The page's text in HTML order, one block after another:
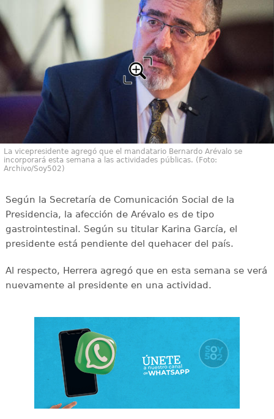
La vicepresidente agregó que el mandatario Bernardo Arévalo se
incorporará esta semana a las actividades públicas. (Foto:
Archivo/Soy502)
Según la Secretaría de Comunicación Social de la
Presidencia, la afección de Arévalo es de tipo
gastrointestinal. Según su titular Karina García, el
presidente está pendiente del quehacer del país.
Al respecto, Herrera agregó que en esta semana se verá
nuevamente al presidente en una actividad.